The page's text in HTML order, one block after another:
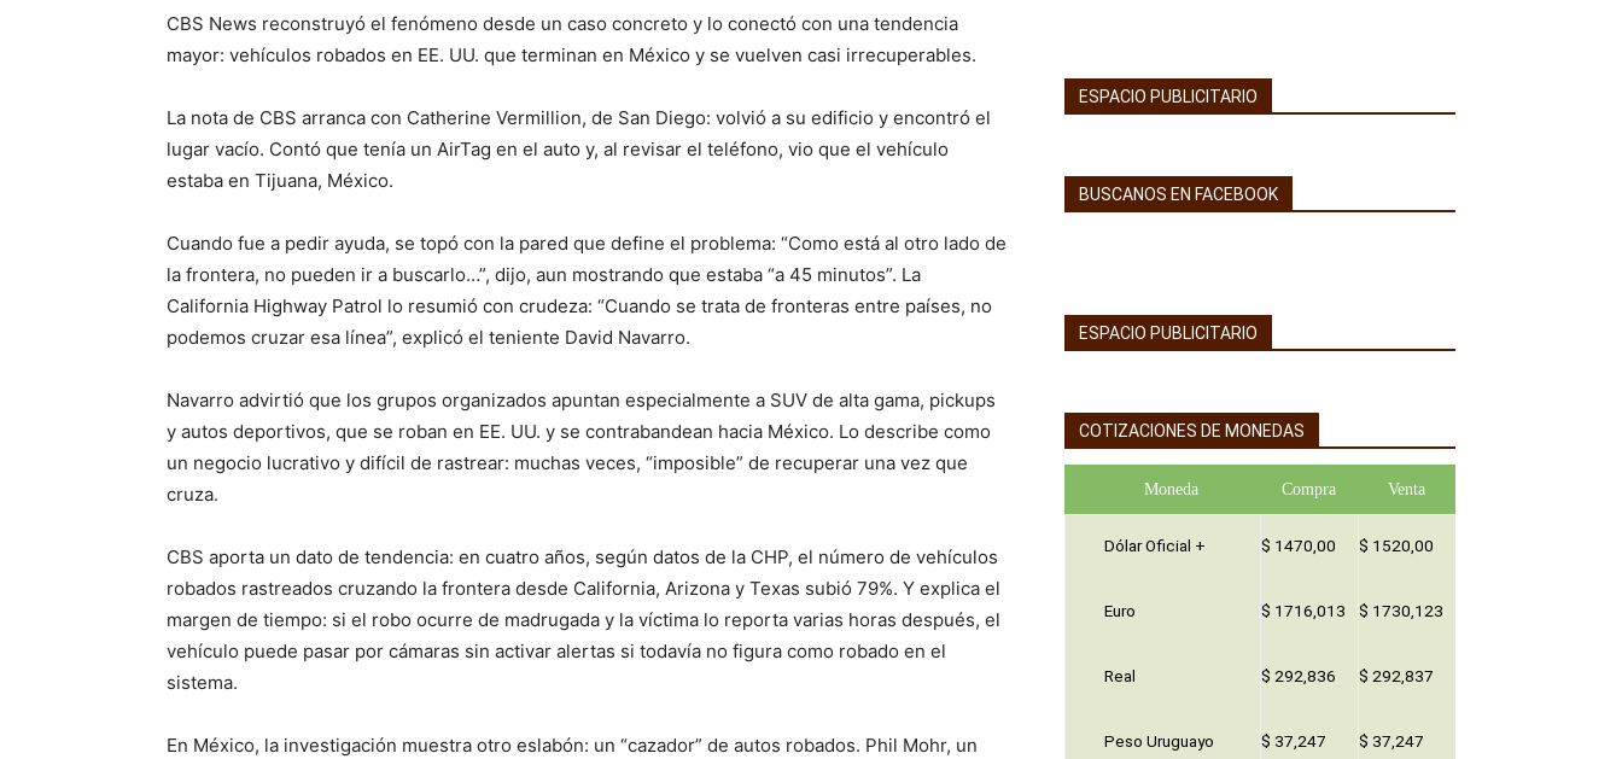
CBS News reconstruyó el fenómeno desde un caso concreto y lo conectó con una tendencia
mayor: vehículos robados en EE. UU. que terminan en México y se vuelven casi irrecuperables.
La nota de CBS arranca con Catherine Vermillion, de San Diego: volvió a su edificio y encontró el
lugar vacío. Contó que tenía un AirTag en el auto y, al revisar el teléfono, vio que el vehículo
estaba en Tijuana, México.
Cuando fue a pedir ayuda, se topó con la pared que define el problema: “Como está al otro lado de
la frontera, no pueden ir a buscarlo…”, dijo, aun mostrando que estaba “a 45 minutos”. La
California Highway Patrol lo resumió con crudeza: “Cuando se trata de fronteras entre países, no
podemos cruzar esa línea”, explicó el teniente David Navarro.
Navarro advirtió que los grupos organizados apuntan especialmente a SUV de alta gama, pickups
y autos deportivos, que se roban en EE. UU. y se contrabandean hacia México. Lo describe como
un negocio lucrativo y difícil de rastrear: muchas veces, “imposible” de recuperar una vez que
cruza.
CBS aporta un dato de tendencia: en cuatro años, según datos de la CHP, el número de vehículos
robados rastreados cruzando la frontera desde California, Arizona y Texas subió 79%. Y explica el
margen de tiempo: si el robo ocurre de madrugada y la víctima lo reporta varias horas después, el
vehículo puede pasar por cámaras sin activar alertas si todavía no figura como robado en el
sistema.
En México, la investigación muestra otro eslabón: un “cazador” de autos robados. Phil Mohr, un
ESPACIO PUBLICITARIO
BUSCANOS EN FACEBOOK
ESPACIO PUBLICITARIO
COTIZACIONES DE MONEDAS
Moneda Compra Venta
Dólar Oficial + $ 1470,00 $ 1520,00
Euro $ 1716,013 $ 1730,123
Real $ 292,836 $ 292,837
Peso Uruguayo $ 37,247 $ 37,247